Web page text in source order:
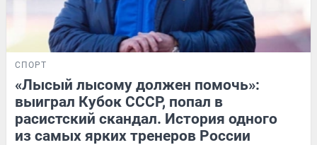
СПОРТ
«Лысый лысому должен помочь»:
выиграл Кубок СССР, попал в
расистский скандал. История одного
из самых ярких тренеров России